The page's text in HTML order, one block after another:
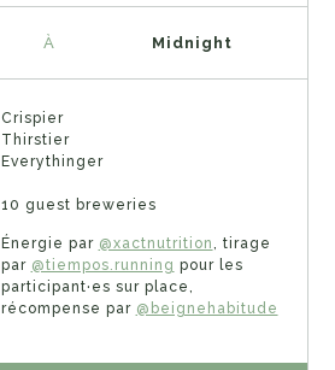
À Midnight
Crispier
Thirstier
Everythinger
10 guest breweries
Énergie par @xactnutrition, tirage
par @tiempos.running pour les
participant·es sur place,
récompense par @beignehabitude